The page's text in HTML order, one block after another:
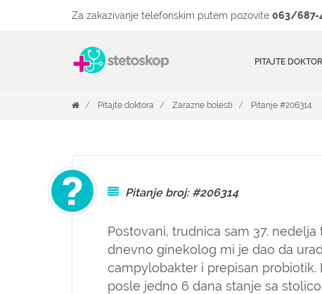
Za zakazivanje telefonskim putem pozovite 063/687-
PITAJTE
Pitajte doktora Zarazne bolesti Pitanje #206314
Pitanje broj: #206314
Postovani, trudnica sam 37.
dnevno ginekolog mi je dao da
campylobakter i prepisan
posle jedno 6 dana stanje sa